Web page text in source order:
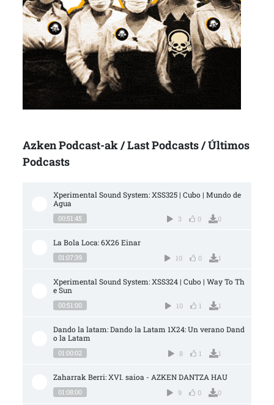
Azken Podcast-ak / Last Podcasts / Últimos
Podcasts
Xperimental Sound System: XSS325 | Cubo | Mundo de
Agua
00:51:45 3 0 0
La Bola Loca: 6X26 Einar
01:07:39 10 0 1
Xperimental Sound System: XSS324 | Cubo | Way To Th
e Sun
00:51:00 10 1 1
Dando la latam: Dando la Latam 1X24: Un verano Dand
o la Latam
01:00:02 8 1 1
Zaharrak Berri: XVI. saioa - AZKEN DANTZA HAU
01:08:00 9 0 0